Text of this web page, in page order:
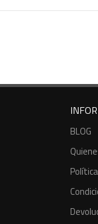
BLOG